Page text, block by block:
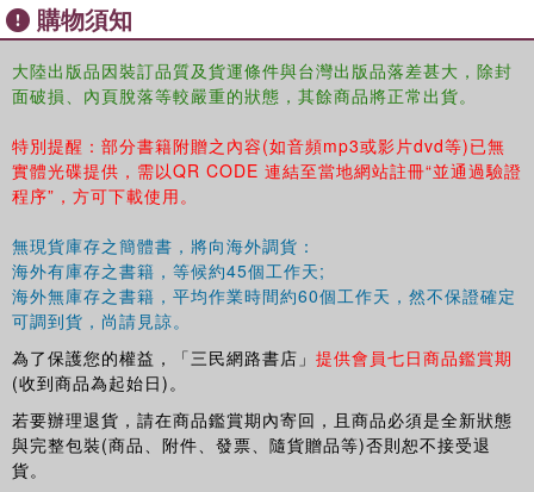
購物須知
大陸出版品因裝訂品質及貨運條件與台灣出版品落差甚大，除封
面破損、內頁脫落等較嚴重的狀態，其餘商品將正常出貨。
特別提醒：部分書籍附贈之內容(如音頻mp3或影片dvd等)已無
實體光碟提供，需以QR CODE 連結至當地網站註冊“並通過驗證
程序”，方可下載使用。
無現貨庫存之簡體書，將向海外調貨：
海外有庫存之書籍，等候約45個工作天;
海外無庫存之書籍，平均作業時間約60個工作天，然不保證確定
可調到貨，尚請見諒。
為了保護您的權益，「三民網路書店」 提供會員七日商品鑑賞期
(收到商品為起始日)。
若要辦理退貨，請在商品鑑賞期內寄回，且商品必須是全新狀態
與完整包裝(商品、附件、發票、隨貨贈品等)否則恕不接受退
貨。